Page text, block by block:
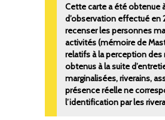
Cette carte a été obtenue
d’observation effectué en
recenser les personnes
activités (mémoire de
relatifs à la perception
obtenus à la suite
marginalisées, riverains,
présence réelle ne
l’identification par les